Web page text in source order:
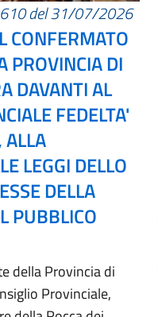
del 31/07/2026
CONFERMATO
PROVINCIA DI
DAVANTI AL
FEDELTA'
LEGGI DELLO
DELLA
PUBBLICO
della Provincia di
Provinciale,